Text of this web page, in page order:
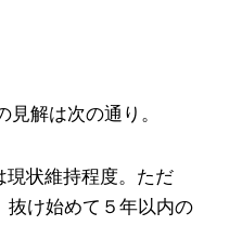
解は次の通り。
現状維持程度。ただ
抜け始めて５年以内の